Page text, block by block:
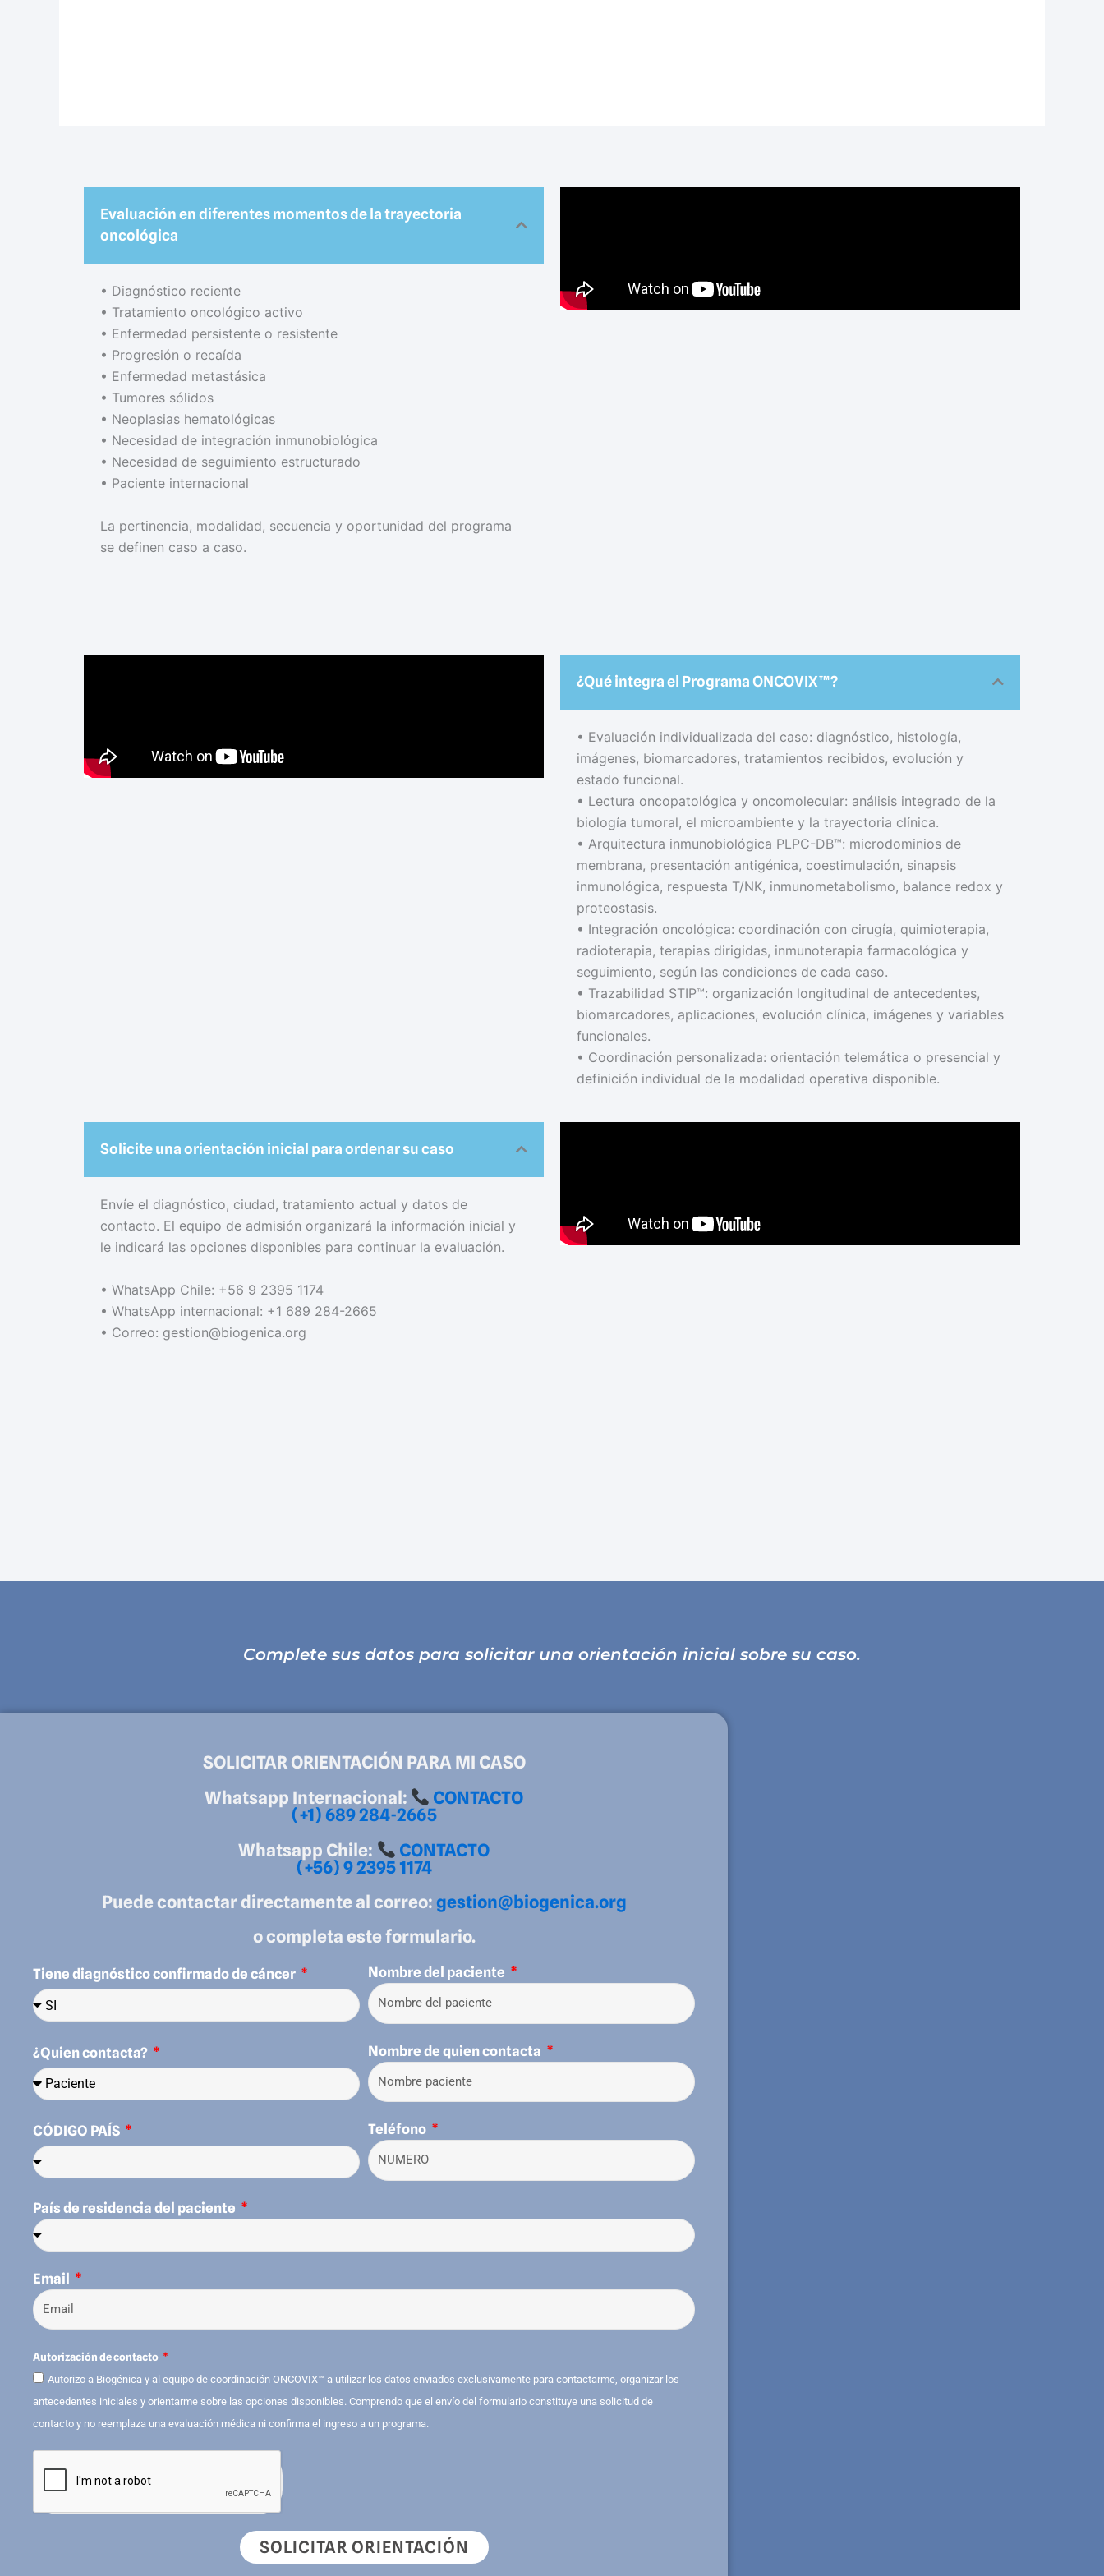
Evaluación en diferentes momentos de la trayectoria
oncológica
•⁠ ⁠Diagnóstico reciente
•⁠ ⁠Tratamiento oncológico activo
•⁠ ⁠Enfermedad persistente o resistente
•⁠ ⁠Progresión o recaída
•⁠ ⁠Enfermedad metastásica
•⁠ ⁠Tumores sólidos
•⁠ ⁠Neoplasias hematológicas
•⁠ ⁠Necesidad de integración inmunobiológica
•⁠ ⁠Necesidad de seguimiento estructurado
•⁠ ⁠Paciente internacional
La pertinencia, modalidad, secuencia y oportunidad del programa
se definen caso a caso.
¿Qué integra el Programa ONCOVIX™?
• Evaluación individualizada del caso: diagnóstico, histología,
imágenes, biomarcadores, tratamientos recibidos, evolución y
estado funcional.
• Lectura oncopatológica y oncomolecular: análisis integrado de la
biología tumoral, el microambiente y la trayectoria clínica.
• Arquitectura inmunobiológica PLPC-DB™: microdominios de
membrana, presentación antigénica, coestimulación, sinapsis
inmunológica, respuesta T/NK, inmunometabolismo, balance redox y
proteostasis.
• Integración oncológica: coordinación con cirugía, quimioterapia,
radioterapia, terapias dirigidas, inmunoterapia farmacológica y
seguimiento, según las condiciones de cada caso.
• Trazabilidad STIP™: organización longitudinal de antecedentes,
biomarcadores, aplicaciones, evolución clínica, imágenes y variables
funcionales.
• Coordinación personalizada: orientación telemática o presencial y
definición individual de la modalidad operativa disponible.
Solicite una orientación inicial para ordenar su caso
Envíe el diagnóstico, ciudad, tratamiento actual y datos de
contacto. El equipo de admisión organizará la información inicial y
le indicará las opciones disponibles para continuar la evaluación.
• WhatsApp Chile: +56 9 2395 1174
• WhatsApp internacional: +1 689 284-2665
• Correo: gestion@biogenica.org
Complete sus datos para solicitar una orientación inicial sobre su caso.
SOLICITAR ORIENTACIÓN PARA MI CASO
Whatsapp Internacional:
CONTACTO
(+1) 689 284-2665
Whatsapp Chile:
CONTACTO
(+56) 9 2395 1174
Puede contactar directamente al correo: gestion@biogenica.org
o completa este formulario.
Tiene diagnóstico confirmado de cáncer Nombre del paciente
¿Quien contacta? Nombre de quien contacta
CÓDIGO PAÍS Teléfono
País de residencia del paciente
Email
Autorización de contacto
Autorizo a Biogénica y al equipo de coordinación ONCOVIX™ a utilizar los datos enviados exclusivamente para contactarme, organizar los
antecedentes iniciales y orientarme sobre las opciones disponibles. Comprendo que el envío del formulario constituye una solicitud de
contacto y no reemplaza una evaluación médica ni confirma el ingreso a un programa.
SOLICITAR ORIENTACIÓN